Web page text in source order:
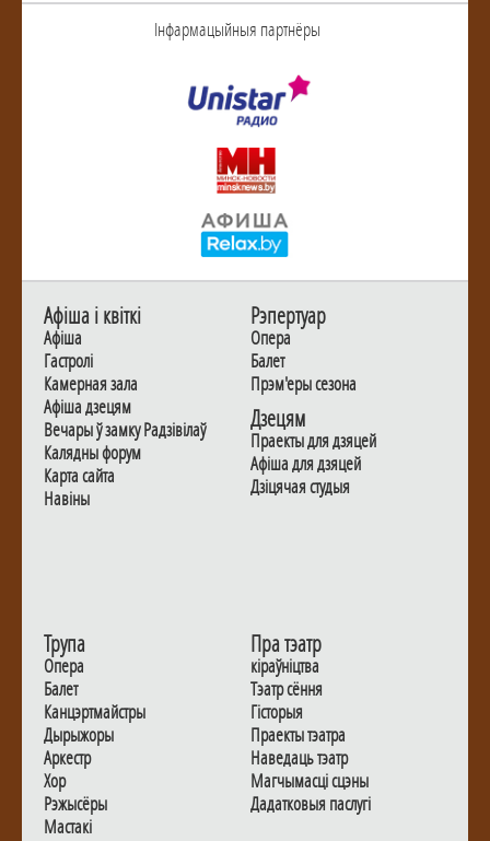
Інфармацыйныя партнёры
Афiша i квiткi
Афiша
Гастролi
Камерная зала
Афiша дзецям
Вечары ў замку Радзiвiлаў
Калядны форум
Карта сайта
Навiны
Рэпертуар
Опера
Балет
Прэм'еры сезона
Дзецям
Праекты для дзяцей
Афiша для дзяцей
Дзiцячая студыя
Трупа
Опера
Балет
Канцэртмайстры
Дырыжоры
Аркестр
Хор
Рэжысёры
Мастакі
Пра тэатр
кіраўніцтва
Тэатр сёння
Гiсторыя
Праекты тэатра
Наведаць тэатр
Магчымасцi сцэны
Дадаткoвыя паслугi